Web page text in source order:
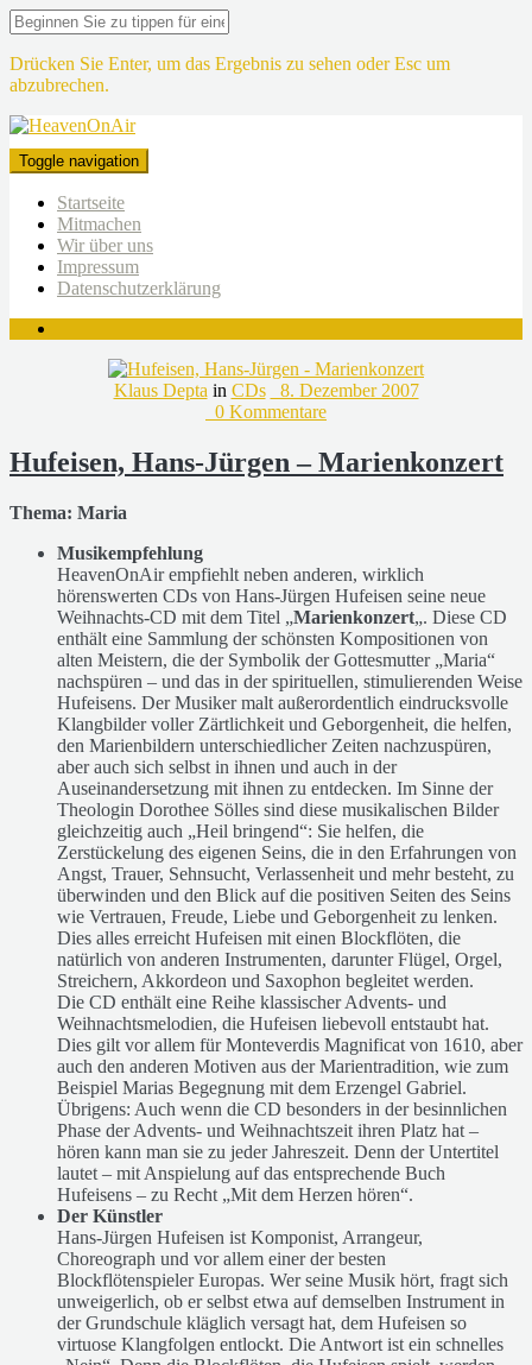
Drücken Sie Enter, um das Ergebnis zu sehen oder Esc um
abzubrechen.
Toggle navigation
Startseite
Mitmachen
Wir über uns
Impressum
Datenschutzerklärung
Klaus Depta in CDs
8. Dezember 2007
0 Kommentare
Hufeisen, Hans-Jürgen – Marienkonzert
Thema: Maria
Musikempfehlung
HeavenOnAir empfiehlt neben anderen, wirklich
hörenswerten CDs von Hans-Jürgen Hufeisen seine neue
Weihnachts-CD mit dem Titel „Marienkonzert„. Diese CD
enthält eine Sammlung der schönsten Kompositionen von
alten Meistern, die der Symbolik der Gottesmutter „Maria“
nachspüren – und das in der spirituellen, stimulierenden Weise
Hufeisens. Der Musiker malt außerordentlich eindrucksvolle
Klangbilder voller Zärtlichkeit und Geborgenheit, die helfen,
den Marienbildern unterschiedlicher Zeiten nachzuspüren,
aber auch sich selbst in ihnen und auch in der
Auseinandersetzung mit ihnen zu entdecken. Im Sinne der
Theologin Dorothee Sölles sind diese musikalischen Bilder
gleichzeitig auch „Heil bringend“: Sie helfen, die
Zerstückelung des eigenen Seins, die in den Erfahrungen von
Angst, Trauer, Sehnsucht, Verlassenheit und mehr besteht, zu
überwinden und den Blick auf die positiven Seiten des Seins
wie Vertrauen, Freude, Liebe und Geborgenheit zu lenken.
Dies alles erreicht Hufeisen mit einen Blockflöten, die
natürlich von anderen Instrumenten, darunter Flügel, Orgel,
Streichern, Akkordeon und Saxophon begleitet werden.
Die CD enthält eine Reihe klassischer Advents- und
Weihnachtsmelodien, die Hufeisen liebevoll entstaubt hat.
Dies gilt vor allem für Monteverdis Magnificat von 1610, aber
auch den anderen Motiven aus der Marientradition, wie zum
Beispiel Marias Begegnung mit dem Erzengel Gabriel.
Übrigens: Auch wenn die CD besonders in der besinnlichen
Phase der Advents- und Weihnachtszeit ihren Platz hat –
hören kann man sie zu jeder Jahreszeit. Denn der Untertitel
lautet – mit Anspielung auf das entsprechende Buch
Hufeisens – zu Recht „Mit dem Herzen hören“.
Der Künstler
Hans-Jürgen Hufeisen ist Komponist, Arrangeur,
Choreograph und vor allem einer der besten
Blockflötenspieler Europas. Wer seine Musik hört, fragt sich
unweigerlich, ob er selbst etwa auf demselben Instrument in
der Grundschule kläglich versagt hat, dem Hufeisen so
virtuose Klangfolgen entlockt. Die Antwort ist ein schnelles